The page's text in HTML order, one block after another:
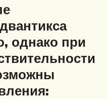
однако при